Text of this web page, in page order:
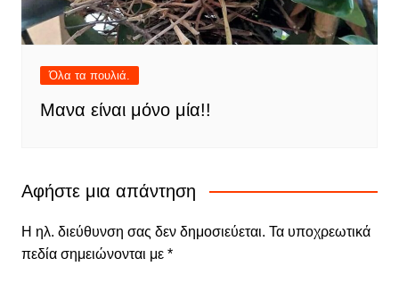
Όλα τα πουλιά.
Μανα είναι μόνο μία!!
Αφήστε μια απάντηση
Η ηλ. διεύθυνση σας δεν δημοσιεύεται. Τα υποχρεωτικά
πεδία σημειώνονται με *